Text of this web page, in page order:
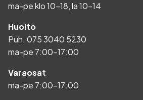
ma-pe klo 10-18, la 10-14
Huolto
Puh. 075 3040 5230
ma-pe 7:00-17:00
Varaosat
ma-pe 7:00-17:00